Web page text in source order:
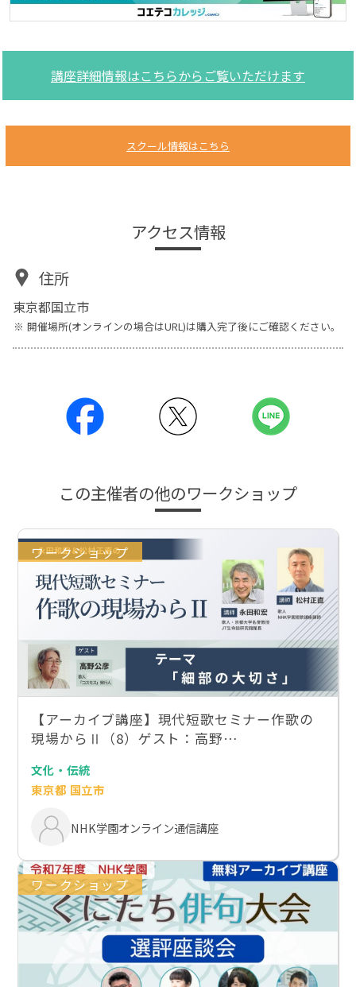
講座詳細情報はこちらからご覧いただけます
スクール情報はこちら
アクセス情報
住所
東京都国立市
開催場所(オンラインの場合はURL)は購入完了後にご確認ください。
この主催者の他のワークショップ
ワークショップ
【アーカイブ講座】現代短歌セミナー作歌の
現場からⅡ（8）ゲスト：高野…
文化・伝統
東京都 国立市
NHK学園オンライン通信講座
ワークショップ